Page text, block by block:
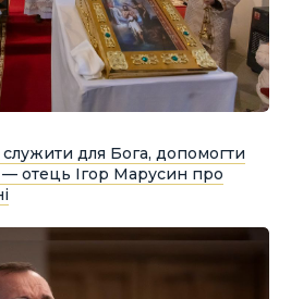
для Бога, допомогти
отець Ігор Марусин про